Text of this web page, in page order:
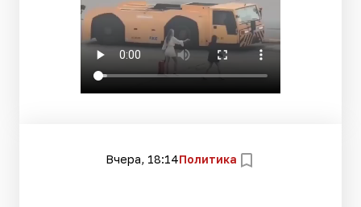
Вчера, 18:14Политика